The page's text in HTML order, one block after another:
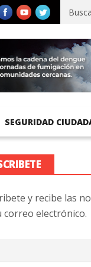
registra 92 % de
SEGURIDAD
y recibe las
correo electrónico.